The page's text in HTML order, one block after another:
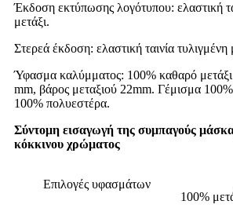
Έκδοση εκτύπωσης λογότυπου: ελαστική
μετάξι.
Στερεά έκδοση: ελαστική ταινία τυλιγμένη
Ύφασμα καλύμματος: 100% καθαρό
mm, βάρος μεταξιού 22mm. Γέμισμα
100% πολυεστέρα.
Σύντομη εισαγωγή της συμπαγούς
κόκκινου χρώματος
Επιλογές υφασμάτων
100%